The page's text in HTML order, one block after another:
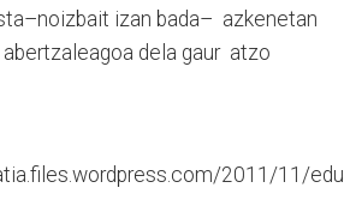
izan bada– azkenetan
dela gaur atzo
2011/11/